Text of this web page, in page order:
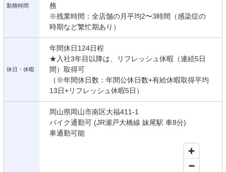
勤務時間
務
※残業時間：全店舗の月平均2〜3時間（感染症の
時期など繁忙期あり）
休日・休暇
年間休日124日程
★入社3年目以降は、リフレッシュ休暇（連続5日
間）取得可
（※年間休日数：年間公休日数+有給休暇取得平均
13日+リフレッシュ休暇5日）
岡山県岡山市南区大福411-1
バイク通勤可 (JR瀬戸大橋線 妹尾駅 車8分)
車通勤可能